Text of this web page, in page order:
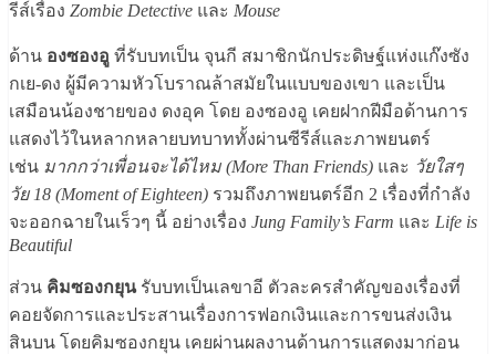
รีส์เรื่อง Zombie Detective และ Mouse
ด้าน องซองอู ที่รับบทเป็น จุนกี สมาชิกนักประดิษฐ์แห่งแก๊งซัง
กเย-ดง ผู้มีความหัวโบราณล้าสมัยในแบบของเขา และเป็น
เสมือนน้องชายของ ดงอุค โดย องซองอู เคยฝากฝีมือด้านการ
แสดงไว้ในหลากหลายบทบาททั้งผ่านซีรีส์และภาพยนตร์
เช่น มากกว่าเพื่อนจะได้ไหม (More Than Friends) และ วัยใสๆ
วัย 18 (Moment of Eighteen) รวมถึงภาพยนตร์อีก 2 เรื่องที่กำลัง
จะออกฉายในเร็วๆ นี้ อย่างเรื่อง Jung Family’s Farm และ Life is
Beautiful
ส่วน คิมซองกยุนรับบทเป็นเลขาอี ตัวละครสำคัญของเรื่องที่
คอยจัดการและประสานเรื่องการฟอกเงินและการขนส่งเงิน
สินบน โดยคิมซองกยุน เคยผ่านผลงานด้านการแสดงมาก่อน